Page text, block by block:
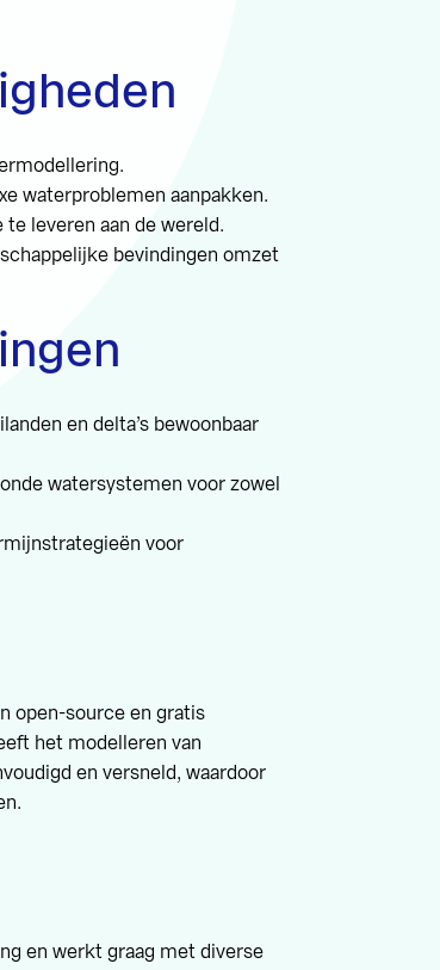
waterproblemen aanpakken.
leveren aan de wereld.
bevindingen omzet
en delta’s bewoonbaar
watersystemen voor zowel
voor
open-source en gratis
het modelleren van
en versneld, waardoor
en werkt graag met diverse